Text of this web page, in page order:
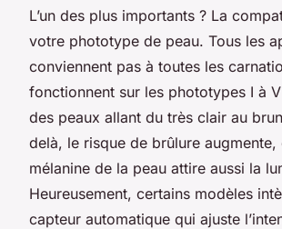
L’un des plus importants ? La
votre phototype de peau. Tous les
conviennent pas à toutes les
fonctionnent sur les phototypes I à
des peaux allant du très clair au
delà, le risque de brûlure augmente,
mélanine de la peau attire aussi la
Heureusement, certains modèles
capteur automatique qui ajuste